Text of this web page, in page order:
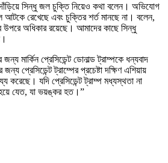
দাঁড়িয়ে সিন্ধু জল চুক্তি নিয়েও কথা বলেন। অভিযোগ
রেখেছে এবং চুক্তির শর্ত মানছে না। বলেন,
অধিকার রয়েছে। আমাদের কাছে সিন্ধু
মার্কিন প্রেসিডেন্ট ডোনাল্ড ট্রাম্পকে ধন্যবাদ
প্রেসিডেন্ট ট্রাম্পের প্রচেষ্টা দক্ষিণ এশিয়ায়
যদি প্রেসিডেন্ট ট্রাম্প মধ্যস্থতা না
হয়ে যেত, যা ভয়ঙ্কর হত।”